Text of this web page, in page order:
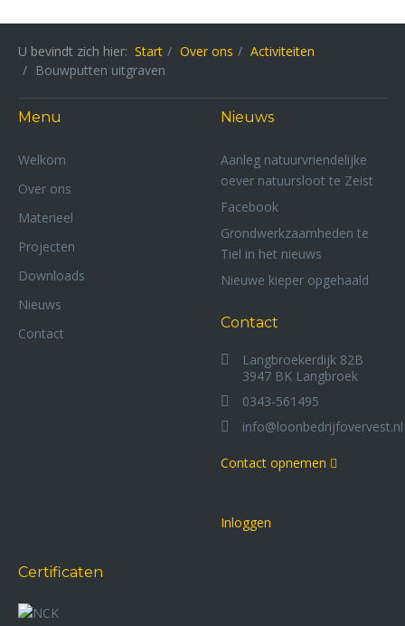
U bevindt zich hier: Start Over ons
Activiteiten
Bouwputten uitgraven
Menu
Welkom
Over ons
Materieel
Projecten
Downloads
Nieuws
Contact
Nieuws
Aanleg natuurvriendelijke
oever natuursloot te Zeist
Facebook
Grondwerkzaamheden te
Tiel in het nieuws
Nieuwe kieper opgehaald
Contact
Langbroekerdijk 82B
3947 BK Langbroek
0343-561495
info@loonbedrijfovervest.nl
Contact opnemen
Inloggen
Certificaten